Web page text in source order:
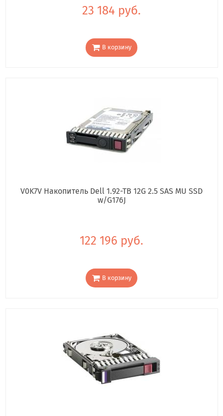
23 184 руб.
В корзину
V0K7V Накопитель Dell 1.92-TB 12G 2.5 SAS MU SSD
w/G176J
122 196 руб.
В корзину